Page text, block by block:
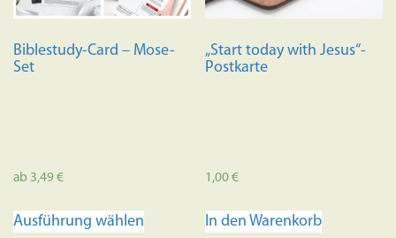
Biblestudy-Card – Mose-
Set
ab 3,49€
Ausführung wählen
„Start today with Jesus“-
Postkarte
1,00€
In den Warenkorb